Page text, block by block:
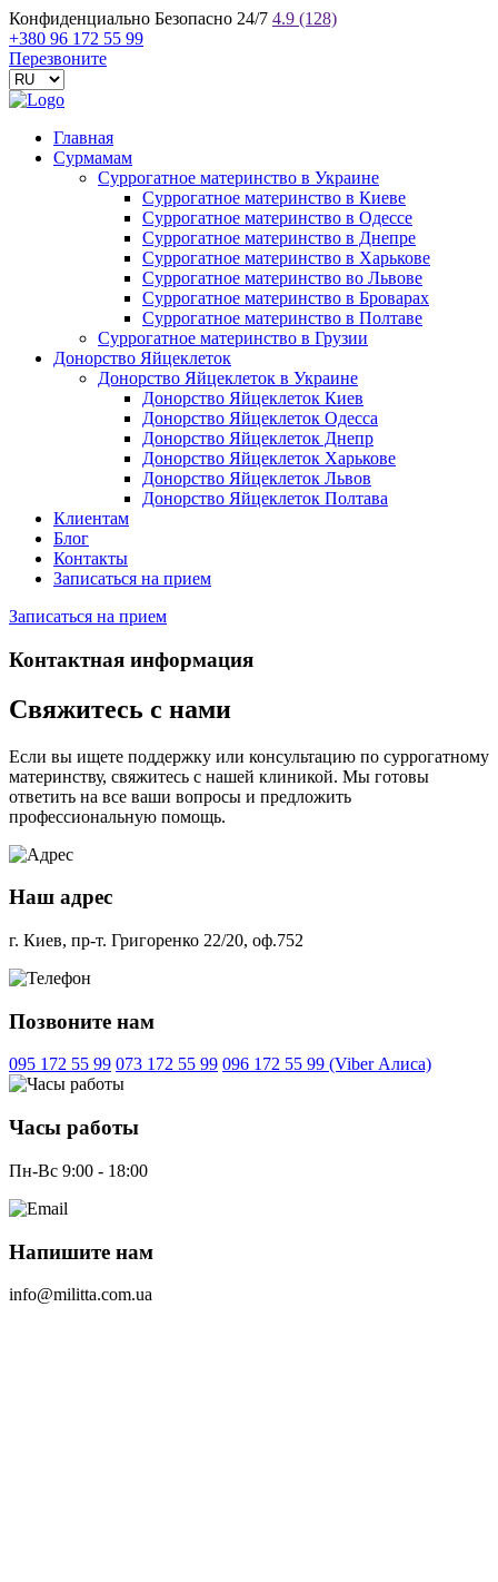
Конфиденциально Безопасно 24/7 4.9 (128)
+380 96 172 55 99
Перезвоните
Главная
Сурмамам
Суррогатное материнство в Украине
Суррогатное материнство в Киеве
Суррогатное материнство в Одессе
Суррогатное материнство в Днепре
Суррогатное материнство в Харькове
Суррогатное материнство во Львове
Суррогатное материнство в Броварах
Суррогатное материнство в Полтаве
Суррогатное материнство в Грузии
Донорство Яйцеклеток
Донорство Яйцеклеток в Украине
Донорство Яйцеклеток Киев
Донорство Яйцеклеток Одесса
Донорство Яйцеклеток Днепр
Донорство Яйцеклеток Харькове
Донорство Яйцеклеток Львов
Донорство Яйцеклеток Полтава
Клиентам
Блог
Контакты
Записаться на прием
Записаться на прием
Контактная информация
Свяжитесь с нами
Если вы ищете поддержку или консультацию по суррогатному
материнству, свяжитесь с нашей клиникой. Мы готовы
ответить на все ваши вопросы и предложить
профессиональную помощь.
Наш адрес
г. Киев, пр-т. Григоренко 22/20, оф.752
Позвоните нам
095 172 55 99 073 172 55 99 096 172 55 99 (Viber Алиса)
Часы работы
Пн-Вс 9:00 - 18:00
Напишите нам
info@militta.com.ua